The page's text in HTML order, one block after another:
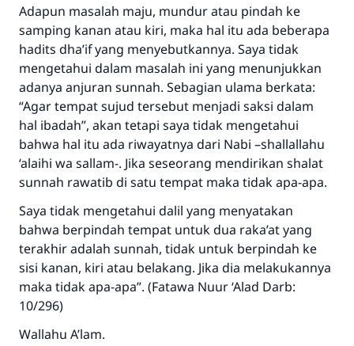
Adapun masalah maju, mundur atau pindah ke
samping kanan atau kiri, maka hal itu ada beberapa
hadits dha’if yang menyebutkannya. Saya tidak
mengetahui dalam masalah ini yang menunjukkan
adanya anjuran sunnah. Sebagian ulama berkata:
“Agar tempat sujud tersebut menjadi saksi dalam
hal ibadah”, akan tetapi saya tidak mengetahui
bahwa hal itu ada riwayatnya dari Nabi –shallallahu
‘alaihi wa sallam-. Jika seseorang mendirikan shalat
sunnah rawatib di satu tempat maka tidak apa-apa.
Saya tidak mengetahui dalil yang menyatakan
bahwa berpindah tempat untuk dua raka’at yang
terakhir adalah sunnah, tidak untuk berpindah ke
sisi kanan, kiri atau belakang. Jika dia melakukannya
maka tidak apa-apa”. (Fatawa Nuur ‘Alad Darb:
10/296)
Wallahu A’lam.
MUSLIM, 1893
Saham